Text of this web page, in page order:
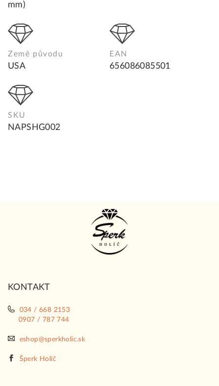
mm)
Země původu
USA
EAN
656086085501
SKU
NAPSHG002
KONTAKT
034 / 668 2153
0907 / 787 744
eshop@sperkholic.sk
Šperk Holíč